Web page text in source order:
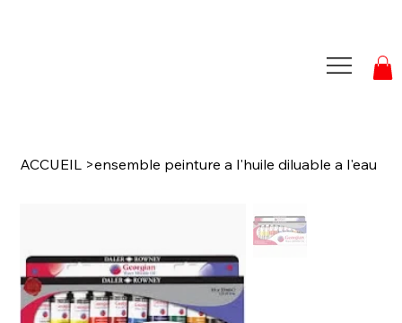
ACCUEIL >ensemble peinture a l'huile diluable a l'eau